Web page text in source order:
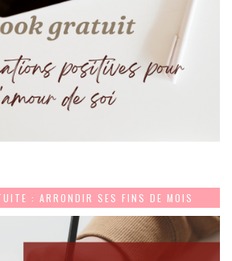
: ARRONDIR SES FINS DE MOIS